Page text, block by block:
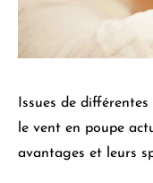
Issues de
le vent en poupe
avantages et leurs